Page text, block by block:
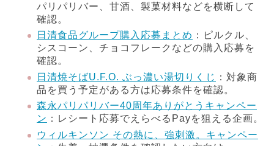
パリパリバー、甘酒、製菓材料などを横断して
確認。
日清食品グループ購入応募まとめ ：ピルクル、
シスコーン、チョコフレークなどの購入応募を
確認。
日清焼そばU.F.O. ぶっ濃い湯切りくじ ：対象商
品を買う予定がある方は応募条件を確認。
森永パリパリバー40周年ありがとうキャンペー
ン ：レシート応募でえらべるPayを狙える企画。
ウィルキンソン その熱に、強刺激。キャンペー